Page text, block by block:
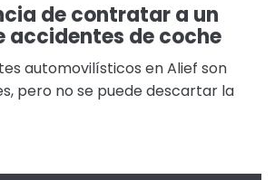
de contratar a un
accidentes de coche
automovilísticos en Alief son
pero no se puede descartar la